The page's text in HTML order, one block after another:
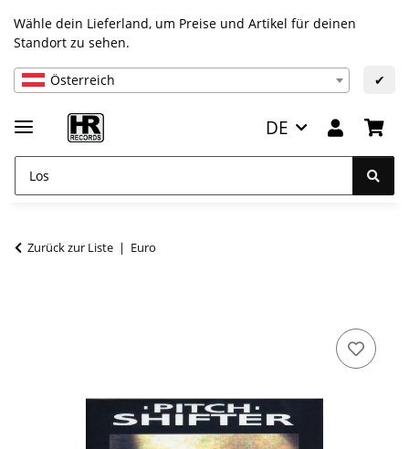
Wähle dein Lieferland, um Preise und Artikel für deinen
Standort zu sehen.
Österreich ✔
DE
Zurück zur Liste Euro